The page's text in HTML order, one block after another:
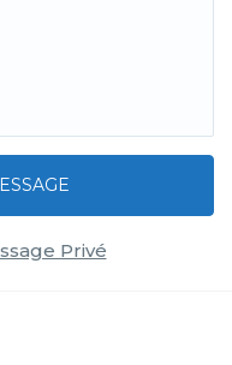
Privé